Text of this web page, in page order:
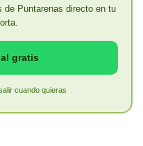
Puntarenas directo en tu
gratis
cuando quieras